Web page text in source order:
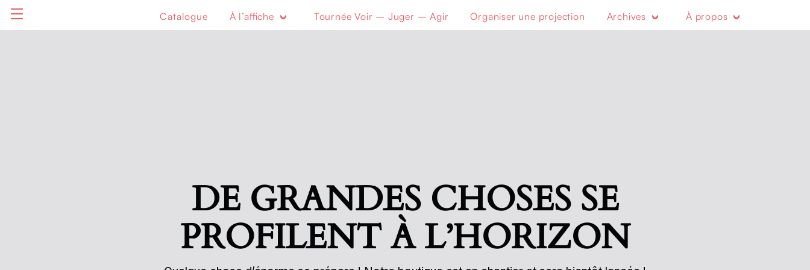
Catalogue À l’affiche Tournée Voir – Juger – Agir Organiser une projection Archives À propos
DE GRANDES CHOSES SE
PROFILENT À L’HORIZON